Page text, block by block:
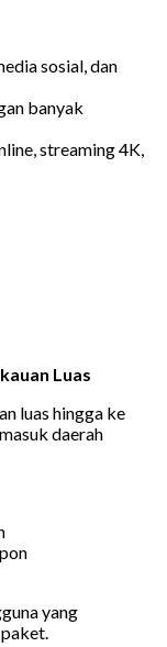
sosial, dan
banyak
streaming 4K,
Luas
luas hingga ke
daerah
yang